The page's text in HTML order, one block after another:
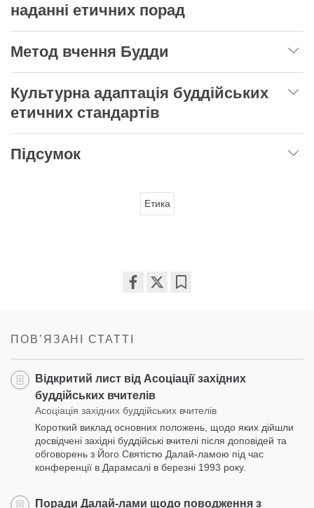
наданні етичних порад
Метод вчення Будди
Культурна адаптація буддійських
етичних стандартів
Підсумок
Етика
ПОВʼЯЗАНІ СТАТТІ
Відкритий лист від Асоціації західних
буддійських вчителів
Асоціація західних буддійських вчителів
Короткий виклад основних положень, щодо яких дійшли
досвідчені західні буддійські вчителі після доповідей та
обговорень з Його Святістю Далай-ламою під час
конференції в Дарамсалі в березні 1993 року.
Поради Далай-лами щодо поводження з